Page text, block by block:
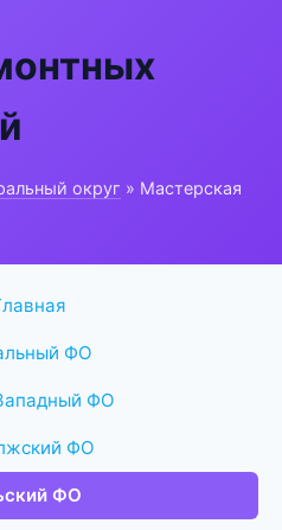
округ » Мастерская
ФО
ФО
ФО
ФО